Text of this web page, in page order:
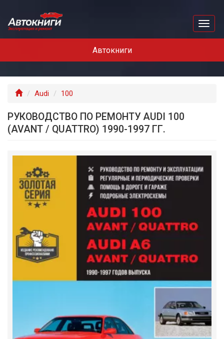
Автокниги
Главная
Audi 100
РУКОВОДСТВО ПО РЕМОНТУ AUDI 100
(AVANT / QUATTRO) 1990-1997 ГГ.